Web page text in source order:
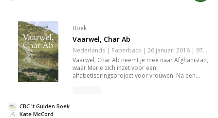
Boek
Vaarwel, Char Ab
Nederlands | Paperback | 26 januari 2016 | 9789462782471
Vaarwel, Char Ab neemt je mee naar Afghanistan,
waar Marie zich inzet voor een
alfabetiseringsproject voor vrouwen. Na een
Kate McCord
CBC 't Gulden Boek